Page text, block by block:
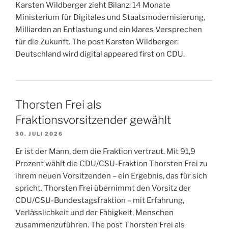
Karsten Wildberger zieht Bilanz: 14 Monate
Ministerium für Digitales und Staatsmodernisierung,
Milliarden an Entlastung und ein klares Versprechen
für die Zukunft. The post Karsten Wildberger:
Deutschland wird digital appeared first on CDU.
Thorsten Frei als
Fraktionsvorsitzender gewählt
30. JULI 2026
Er ist der Mann, dem die Fraktion vertraut. Mit 91,9
Prozent wählt die CDU/CSU-Fraktion Thorsten Frei zu
ihrem neuen Vorsitzenden – ein Ergebnis, das für sich
spricht. Thorsten Frei übernimmt den Vorsitz der
CDU/CSU-Bundestagsfraktion – mit Erfahrung,
Verlässlichkeit und der Fähigkeit, Menschen
zusammenzuführen. The post Thorsten Frei als